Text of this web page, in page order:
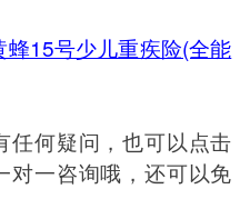
蜂15号少儿重疾险(全能
任何疑问，也可以点击
对一咨询哦，还可以免